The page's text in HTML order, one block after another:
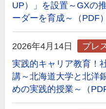
UP）」を設置～GXの
ーダーを育成～（PDF）
2026年4月14日
プレ
実践的キャリア教育！
講～北海道大学と北洋
めの実践的授業～（PDF